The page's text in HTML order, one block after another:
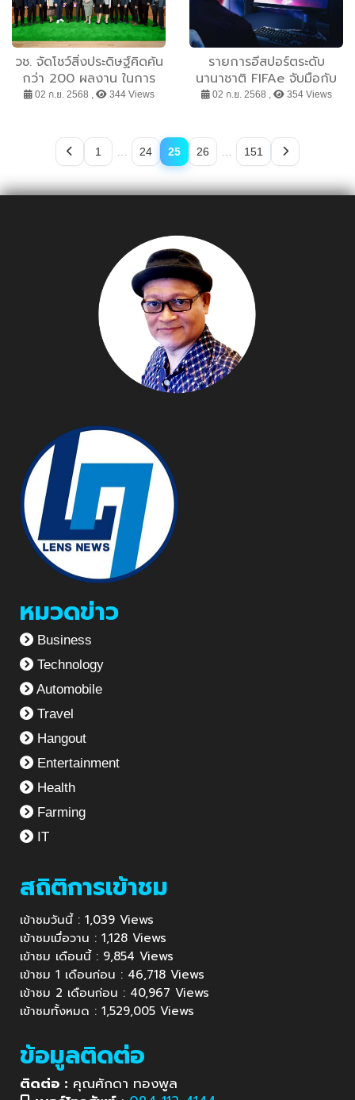
วช. จัดโชว์สิ่งประดิษฐ์คิดค้น
กว่า 200 ผลงาน ในการ
ประกวดเพื่อขอรับรางวัลการ
02 ก.ย. 2568 , 344 Views
รายการอีสปอร์ตระดับ
นานาชาติ FIFAe จับมือกับ
เลอโนโว ในการใช้ผลิตภัณฑ์
แชมป์รอบชิงชนะเลิศ
02 ก.ย. 2568 , 354 Views
1 24 25 26 151
หมวดข่าว
Business
Technology
Automobile
Travel
Hangout
Entertainment
Health
Farming
IT
สถิติการเข้าชม
เข้าชมวันนี้ : 1,039 Views
เข้าชมเมื่อวาน : 1,128 Views
เข้าชม เดือนนี้ : 9,854 Views
เข้าชม 1 เดือนก่อน : 46,718 Views
เข้าชม 2 เดือนก่อน : 40,967 Views
เข้าชมทั้งหมด : 1,529,005 Views
ข้อมูลติดต่อ
ติดต่อ : คุณศักดา ทองพูล